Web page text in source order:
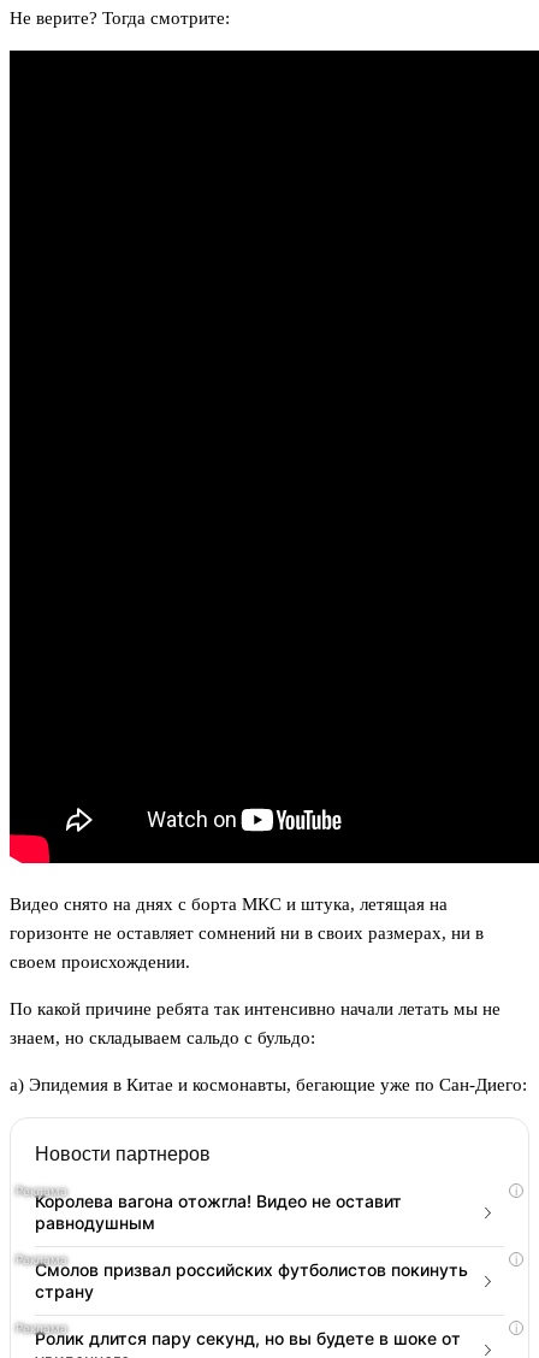
Не верите? Тогда смотрите:
Видео снято на днях с борта МКС и штука, летящая на
горизонте не оставляет сомнений ни в своих размерах, ни в
своем происхождении.
По какой причине ребята так интенсивно начали летать мы не
знаем, но складываем сальдо с бульдо:
а) Эпидемия в Китае и космонавты, бегающие уже по Сан-Диего:
Новости партнеров
i
Королева вагона отожгла! Видео не оставит
равнодушным
i
Смолов призвал российских футболистов покинуть
страну
i
Ролик длится пару секунд, но вы будете в шоке от